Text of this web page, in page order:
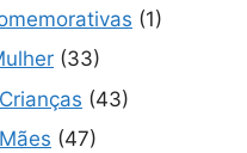
(1)
(33)
(43)
(47)